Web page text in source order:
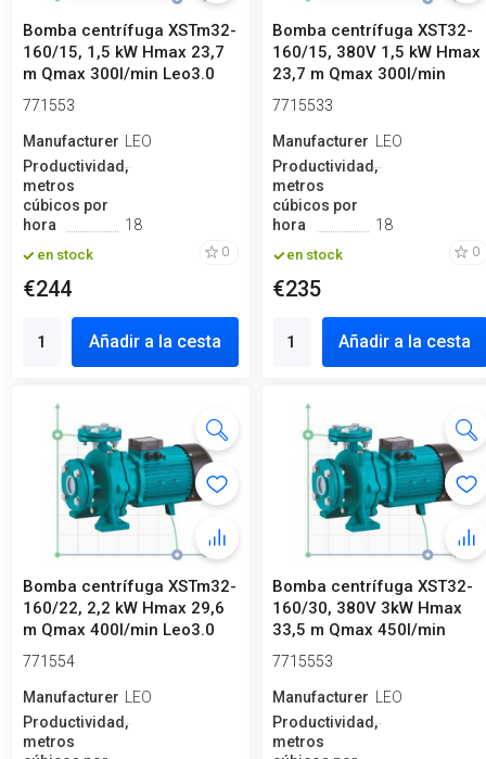
Bomba centrífuga XSTm32-
160/15, 1,5 kW Hmax 23,7
m Qmax 300l/min Leo3.0
771553
Manufacturero
LEO
Productividad,
metros
cúbicos por
hora
18
en stock 0
€244
Añadir a la cesta
Bomba centrífuga XST32-
160/15, 380V 1,5 kW Hmax
23,7 m Qmax 300l/min
Leo3.0
7715533
Manufacturero
LEO
Productividad,
metros
cúbicos por
hora
18
en stock 0
€235
Añadir a la cesta
Bomba centrífuga XSTm32-
160/22, 2,2 kW Hmax 29,6
m Qmax 400l/min Leo3.0
771554
Manufacturero
LEO
Productividad,
metros
Bomba centrífuga XST32-
160/30, 380V 3kW Hmax
33,5 m Qmax 450l/min
Leo3.0
7715553
Manufacturero
LEO
Productividad,
metros